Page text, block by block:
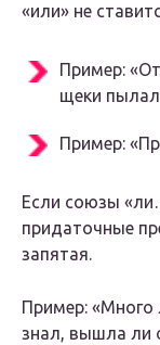
«или» не
Пример:
щеки
Пример:
Если союзы
придаточные
запятая.
Пример: «Много
знал, вышла ли